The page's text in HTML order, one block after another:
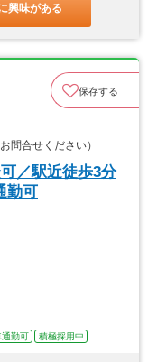
興味がある
保存する
合せください）
／駅近徒歩3分
勤可
通勤可 積極採用中